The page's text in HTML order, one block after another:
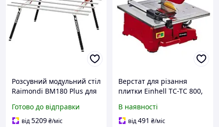
Розсувний модульний стіл
Raimondi BM180 Plus для
плитки 1800х1500 мм
(394MA PLUS)
Готово до відправки
від5209₴/міс
Верстат для різання
плитки Einhell TC-TC 800,
пропил 90°/45° 34 мм/14
мм, довжина різання, стіл
В наявності
від491 ₴/міс